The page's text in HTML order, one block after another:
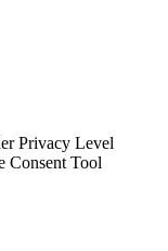
Privacy Level
Consent Tool